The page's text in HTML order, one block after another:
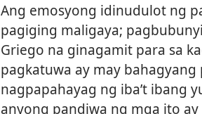
Ang emosyong idinudulot ng
pagiging maligaya;
Griego na ginagamit para sa
pagkatuwa ay may
nagpapahayag ng iba’t ibang
anyong pandiwa ng mga ito